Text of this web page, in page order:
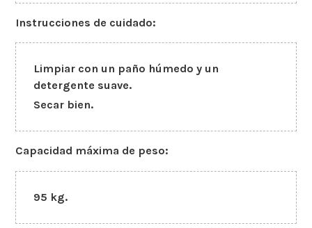
Instrucciones de cuidado:
Limpiar con un paño húmedo y un
detergente suave.
Secar bien.
Capacidad máxima de peso:
95 kg.